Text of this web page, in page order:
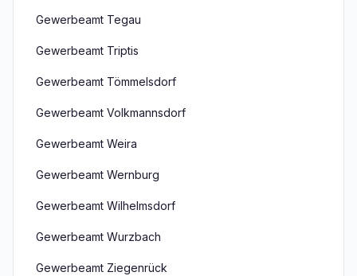
Gewerbeamt Tegau
Gewerbeamt Triptis
Gewerbeamt Tömmelsdorf
Gewerbeamt Volkmannsdorf
Gewerbeamt Weira
Gewerbeamt Wernburg
Gewerbeamt Wilhelmsdorf
Gewerbeamt Wurzbach
Gewerbeamt Ziegenrück